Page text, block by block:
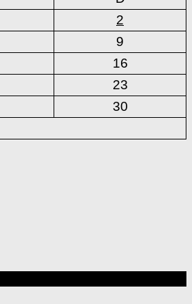
2
9
16
23
30